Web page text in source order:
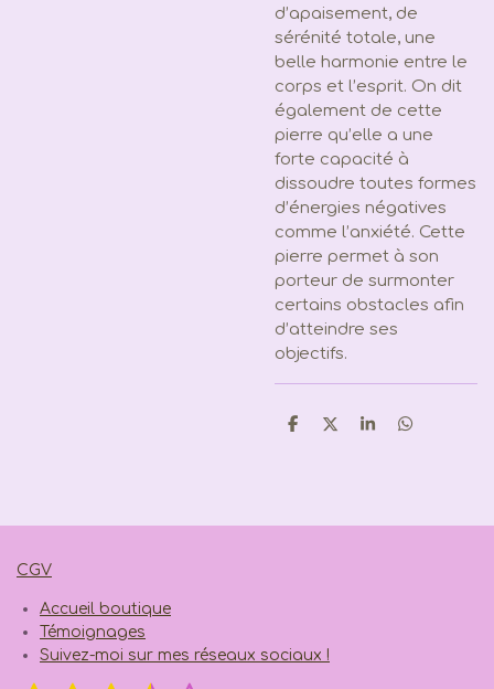
d’apaisement, de
sérénité totale, une
belle harmonie entre le
corps et l’esprit. On dit
également de cette
pierre qu’elle a une
forte capacité à
dissoudre toutes formes
d’énergies négatives
comme l’anxiété. Cette
pierre permet à son
porteur de surmonter
certains obstacles afin
d’atteindre ses
objectifs.
P
e
P
e
P
e
P
e
CGV
Accueil boutique
Témoignages
Suivez-moi sur mes réseaux sociaux !